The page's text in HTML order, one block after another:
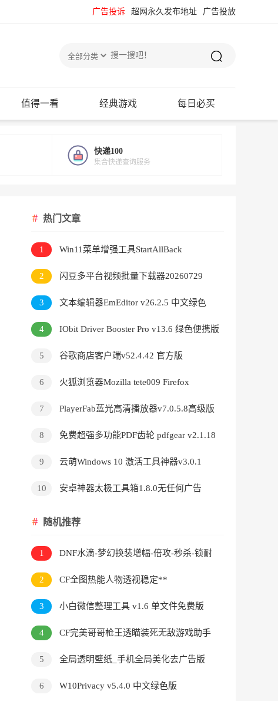
广告投放
超网永久发布地址
广告投诉
值得一看 经典游戏 每日必买
快递100
集合快递查询服务
热门文章
1
Win11菜单增强工具StartAllBack
v3.9.24.5378直装版
2
闪豆多平台视频批量下载器20260729
3
文本编辑器EmEditor v26.2.5 中文绿色
版
4
IObit Driver Booster Pro v13.6 绿色便携版
5 谷歌商店客户端v52.4.42 官方版
6
火狐浏览器Mozilla tete009 Firefox
7
PlayerFab蓝光高清播放器v7.0.5.8高级版
8 免费超强多功能PDF齿轮 pdfgear v2.1.18
9 云萌Windows 10 激活工具神器v3.0.1
10 安卓神器太极工具箱1.8.0无任何广告
随机推荐
1 DNF水滴-梦幻换装增幅-倍攻-秒杀-锁耐
2 CF全图热能人物透视稳定**
3 小白微信整理工具 v1.6 单文件免费版
4
CF完美哥哥枪王透瞄装死无敌游戏助手
5
全局透明壁纸_手机全局美化去广告版
6 W10Privacy v5.4.0 中文绿色版